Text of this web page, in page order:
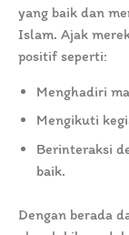
yang baik dan
Islam. Ajak
positif seperti:
Menghadiri
Mengikuti
Berinteraksi
baik.
Dengan berada